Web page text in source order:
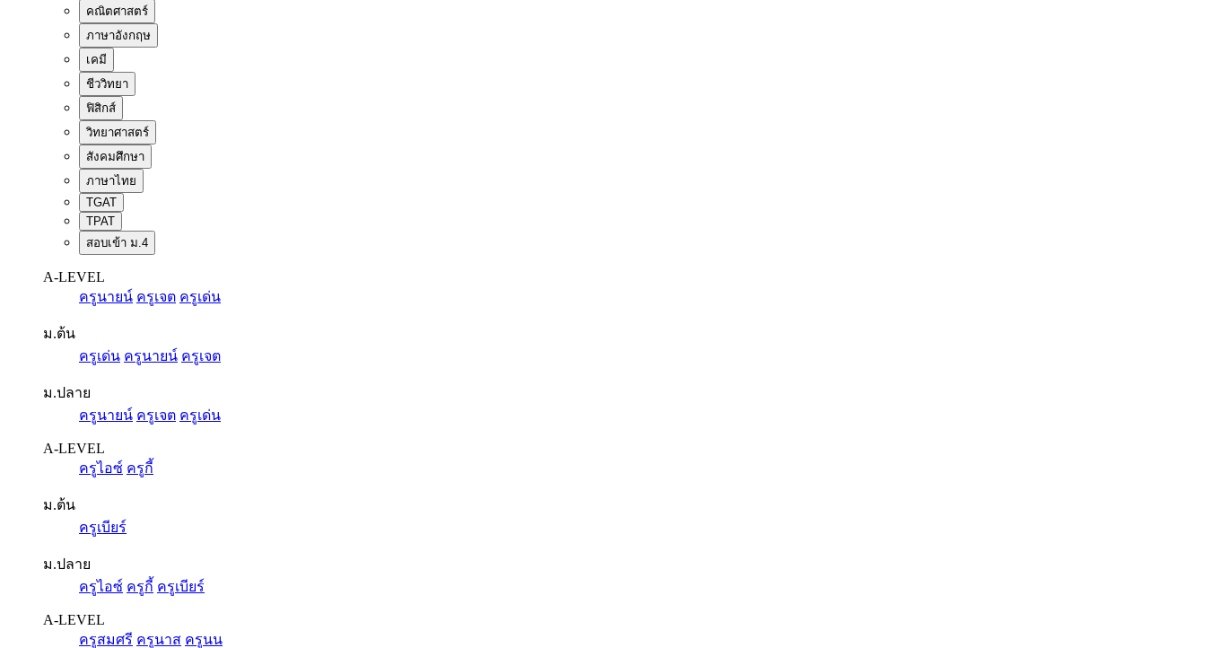
คณิตศาสตร์
ภาษาอังกฤษ
เคมี
ชีววิทยา
ฟิสิกส์
วิทยาศาสตร์
สังคมศึกษา
ภาษาไทย
TGAT
TPAT
สอบเข้า ม.4
A-LEVEL
ครูนายน์ ครูเจต ครูเด่น
ม.ต้น
ครูเด่น ครูนายน์ ครูเจต
ม.ปลาย
ครูนายน์ ครูเจต ครูเด่น
A-LEVEL
ครูไอซ์ ครูกี้
ม.ต้น
ครูเบียร์
ม.ปลาย
ครูไอซ์ ครูกี้ ครูเบียร์
A-LEVEL
ครูสมศรี ครูนาส ครูนน